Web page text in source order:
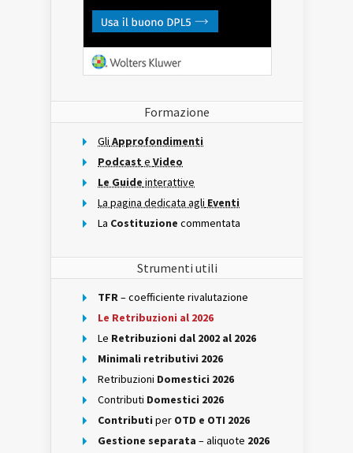
Formazione
Gli Approfondimenti
Podcast e Video
Le Guide interattive
La pagina dedicata agli Eventi
La Costituzione commentata
Strumenti utili
TFR– coefficiente rivalutazione
Le Retribuzioni al 2026
Le Retribuzioni dal 2002 al 2026
Minimali retributivi 2026
Retribuzioni Domestici 2026
Contributi Domestici 2026
Contributi per OTD e OTI 2026
Gestione separata – aliquote 2026